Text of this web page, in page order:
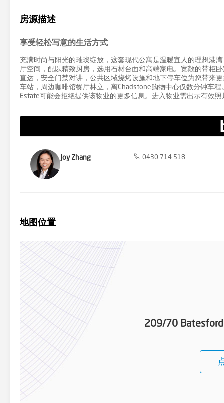
房源描述
享受轻松写意的生活方式
充满时尚与阳光的璀璨绽放，这套现代公寓是温暖宜人的理想港
厅空间，配以精致厨房，选用石材台面和高端家电。宽敞的带柜
直达，安全门禁对讲，公共区域烧烤设施和地下停车位为您带来
车站，周边咖啡馆餐厅林立，离Chadstone购物中心仅数分钟车
Estate可能会拒绝提供该物业的更多信息。进入物业需出示有效照
Joy Zhang 0430 714 518
地图位置
209/70 Batesford